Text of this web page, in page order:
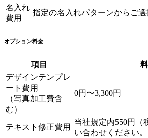
名入れ
費用
指定の名入れパターンからご
オプション料金
項目
デザインテンプレ
ート費用
（写真加工費含
む）
0円〜3,300円
テキスト修正費用
当社規定内550円（
い合わせください。